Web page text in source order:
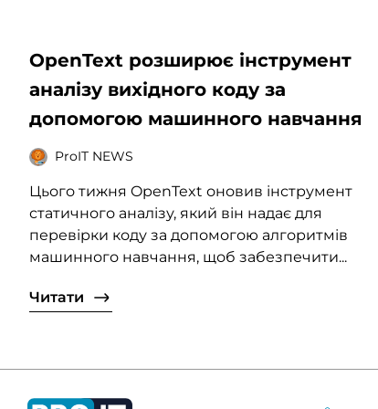
OpenText розширює інструмент
аналізу вихідного коду за
допомогою машинного навчання
ProIT NEWS
Цього тижня OpenText оновив інструмент
статичного аналізу, який він надає для
перевірки коду за допомогою алгоритмів
машинного навчання, щоб забезпечити...
Читати